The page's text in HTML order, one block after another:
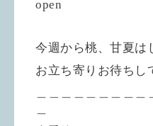
open
今週から桃、甘夏は
お立ち寄りお待ちし